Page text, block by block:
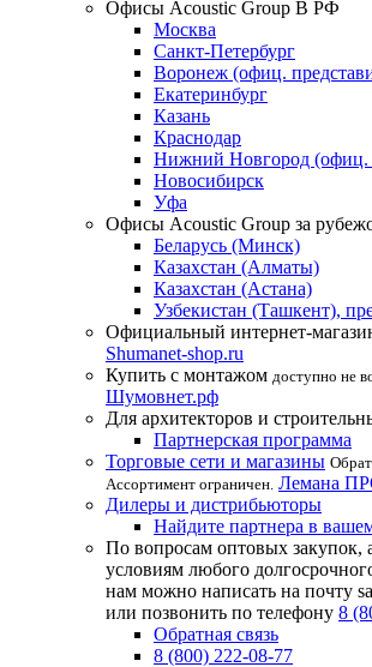
Офисы Acoustic Group В РФ
Москва
Санкт-Петербург
Воронеж (офиц.
Екатеринбург
Казань
Краснодар
Нижний Новгород (офиц.
Новосибирск
Уфа
Офисы Acoustic Group за
Беларусь (Минск)
Казахстан (Алматы)
Казахстан (Астана)
Узбекистан (Ташкент),
Официальный интернет-
Shumanet-shop.ru
Купить с монтажом доступно не
Шумовнет.рф
Для архитекторов и
Партнерская программа
Торговые сети и магазины
Ассортимент ограничен. Лемана
Дилеры и дистрибьюторы
Найдите партнера в
По вопросам оптовых закупок,
условиям любого
нам можно написать на почту
или позвонить по телефону 8
Обратная связь
8 (800) 222-08-77